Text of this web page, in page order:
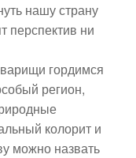
нашу страну
перспектив ни
гордимся
регион,
колорит и
можно назвать